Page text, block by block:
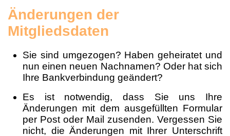
Änderungen der
Mitgliedsdaten
Sie sind umgezogen? Haben geheiratet und
nun einen neuen Nachnamen? Oder hat sich
Ihre Bankverbindung geändert?
Es ist notwendig, dass Sie uns Ihre
Änderungen mit dem ausgefüllten Formular
per Post oder Mail zusenden. Vergessen Sie
nicht, die Änderungen mit Ihrer Unterschrift